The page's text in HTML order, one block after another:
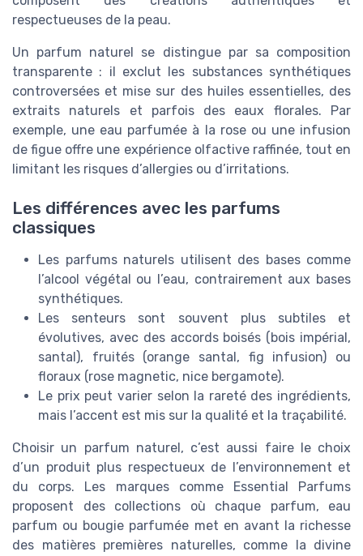
respectueuses de la peau.
Un parfum naturel se distingue par sa composition
transparente : il exclut les substances synthétiques
controversées et mise sur des huiles essentielles, des
extraits naturels et parfois des eaux florales. Par
exemple, une eau parfumée à la rose ou une infusion
de figue offre une expérience olfactive raffinée, tout en
limitant les risques d’allergies ou d’irritations.
Les différences avec les parfums
classiques
Les parfums naturels utilisent des bases comme
l’alcool végétal ou l’eau, contrairement aux bases
synthétiques.
Les senteurs sont souvent plus subtiles et
évolutives, avec des accords boisés (bois impérial,
santal), fruités (orange santal, fig infusion) ou
floraux (rose magnetic, nice bergamote).
Le prix peut varier selon la rareté des ingrédients,
mais l’accent est mis sur la qualité et la traçabilité.
Choisir un parfum naturel, c’est aussi faire le choix
d’un produit plus respectueux de l’environnement et
du corps. Les marques comme Essential Parfums
proposent des collections où chaque parfum, eau
parfum ou bougie parfumée met en avant la richesse
des matières premières naturelles, comme la divine